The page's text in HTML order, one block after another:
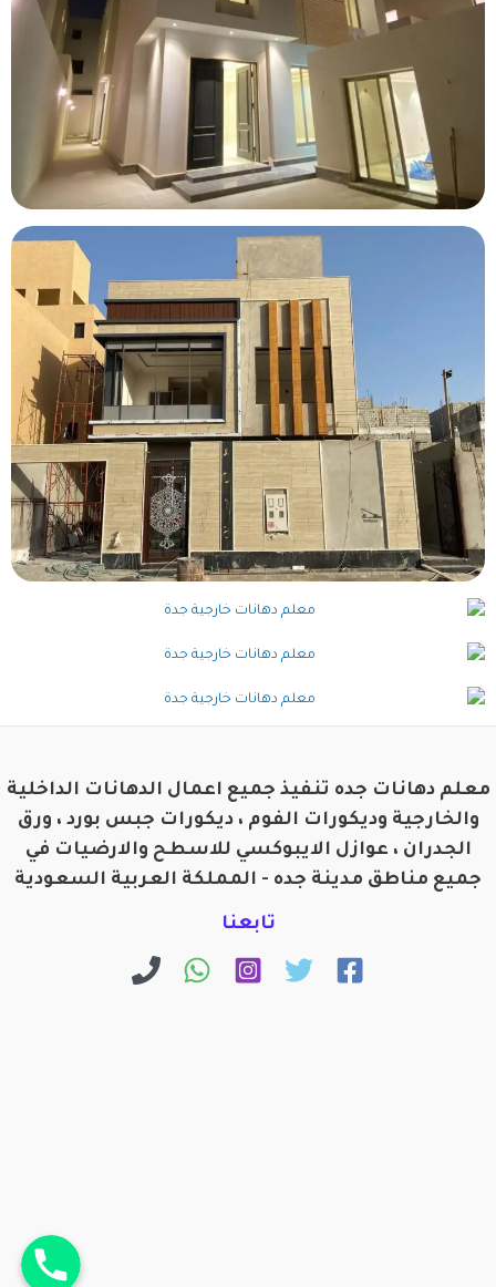
معلم دهانات جده تنفيذ جميع اعمال الدهانات الداخلية
والخارجية وديكورات الفوم ، ديكورات جبس بورد ، ورق
الجدران ، عوازل الايبوكسي للاسطح والارضيات في
جميع مناطق مدينة جده - المملكة العربية السعودية
تابعنا
اتصل بنا